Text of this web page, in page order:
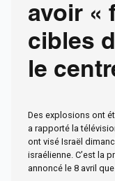
avoir «
cibles
le
Des explosions ont
a rapporté la
ont visé Israël
israélienne. C’est la
annoncé le 8 avril que